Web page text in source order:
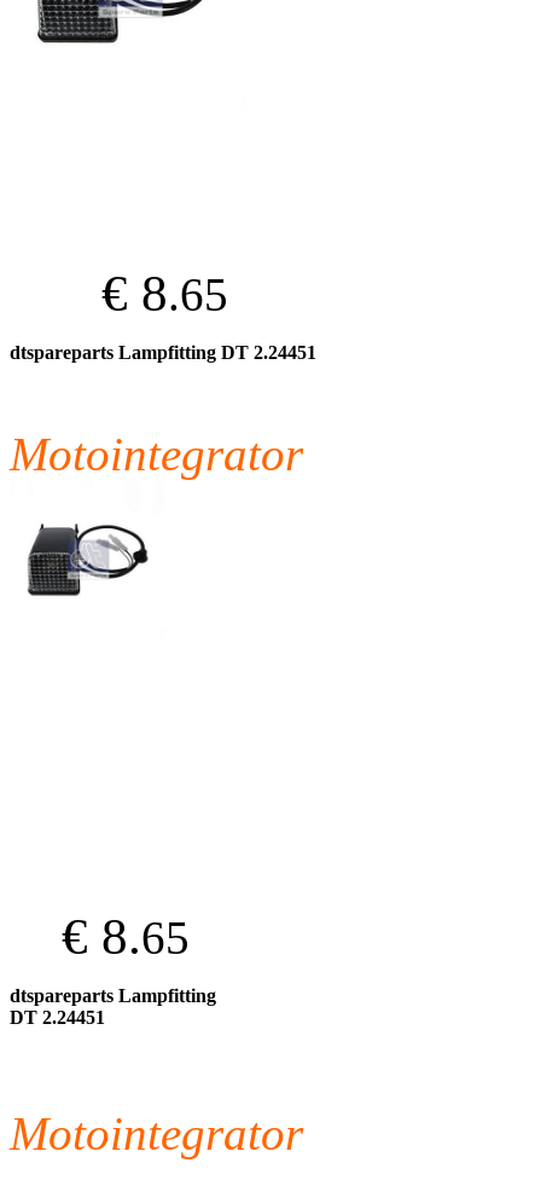
€ 8.65
dtspareparts Lampfitting DT 2.24451
Motointegrator
€ 8.65
dtspareparts Lampfitting
DT 2.24451
Motointegrator